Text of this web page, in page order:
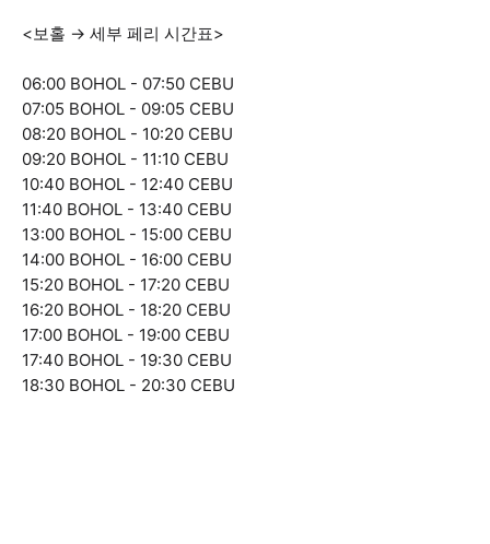
<보홀 → 세부 페리 시간표>
06:00 BOHOL - 07:50 CEBU
07:05 BOHOL - 09:05 CEBU
08:20 BOHOL - 10:20 CEBU
09:20 BOHOL - 11:10 CEBU
10:40 BOHOL - 12:40 CEBU
11:40 BOHOL - 13:40 CEBU
13:00 BOHOL - 15:00 CEBU
14:00 BOHOL - 16:00 CEBU
15:20 BOHOL - 17:20 CEBU
16:20 BOHOL - 18:20 CEBU
17:00 BOHOL - 19:00 CEBU
17:40 BOHOL - 19:30 CEBU
18:30 BOHOL - 20:30 CEBU